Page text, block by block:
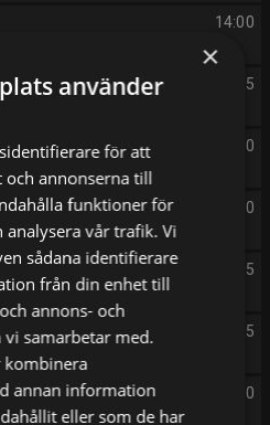
14:00
14:05
14:10
15:50
16:35
17:35
18:00
×
använder
för att
och annonserna till
funktioner för
analysera vår trafik. Vi
sådana identifierare
från din enhet till
annons- och
samarbetar med.
kombinera
annan information
eller som de har